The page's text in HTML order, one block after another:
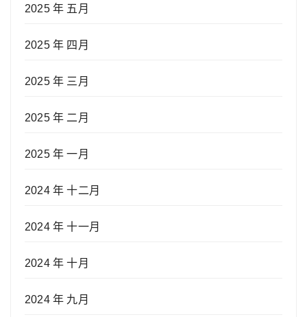
2025 年 五月
2025 年 四月
2025 年 三月
2025 年 二月
2025 年 一月
2024 年 十二月
2024 年 十一月
2024 年 十月
2024 年 九月